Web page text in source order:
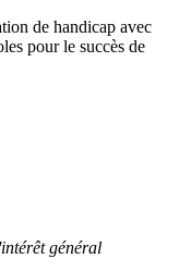
de handicap avec
pour le succès de
général